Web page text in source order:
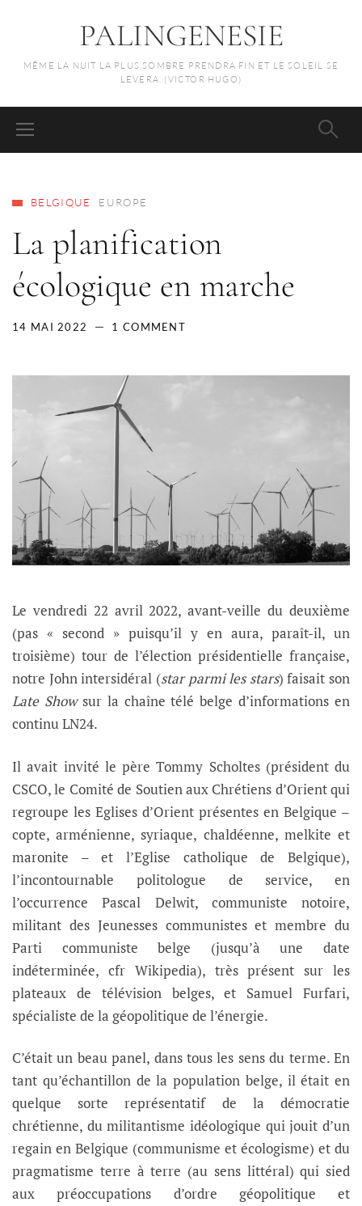
PALINGENESIE
MÊME LA NUIT LA PLUS SOMBRE PRENDRA FIN ET LE SOLEIL SE
LÈVERA. (VICTOR HUGO)
BELGIQUE EUROPE
La planification
écologique en marche
14 MAI 2022 1 COMMENT
Le vendredi 22 avril 2022, avant-veille du deuxième
(pas « second » puisqu’il y en aura, paraît-il, un
troisième) tour de l’élection présidentielle française,
notre John intersidéral (star parmi les stars) faisait son
Late Showsur la chaîne télé belge d’informations en
continu LN24.
Il avait invité le père Tommy Scholtes (président du
CSCO, le Comité de Soutien aux Chrétiens d’Orient qui
regroupe les Eglises d’Orient présentes en Belgique –
copte, arménienne, syriaque, chaldéenne, melkite et
maronite – et l’Eglise catholique de Belgique),
l’incontournable politologue de service, en
l’occurrence Pascal Delwit, communiste notoire,
militant des Jeunesses communistes et membre du
Parti communiste belge (jusqu’à une date
indéterminée, cfr Wikipedia), très présent sur les
plateaux de télévision belges, et Samuel Furfari,
spécialiste de la géopolitique de l’énergie.
C’était un beau panel, dans tous les sens du terme. En
tant qu’échantillon de la population belge, il était en
quelque sorte représentatif de la démocratie
chrétienne, du militantisme idéologique qui jouit d’un
regain en Belgique (communisme et écologisme) et du
pragmatisme terre à terre (au sens littéral) qui sied
aux préoccupations d’ordre géopolitique et